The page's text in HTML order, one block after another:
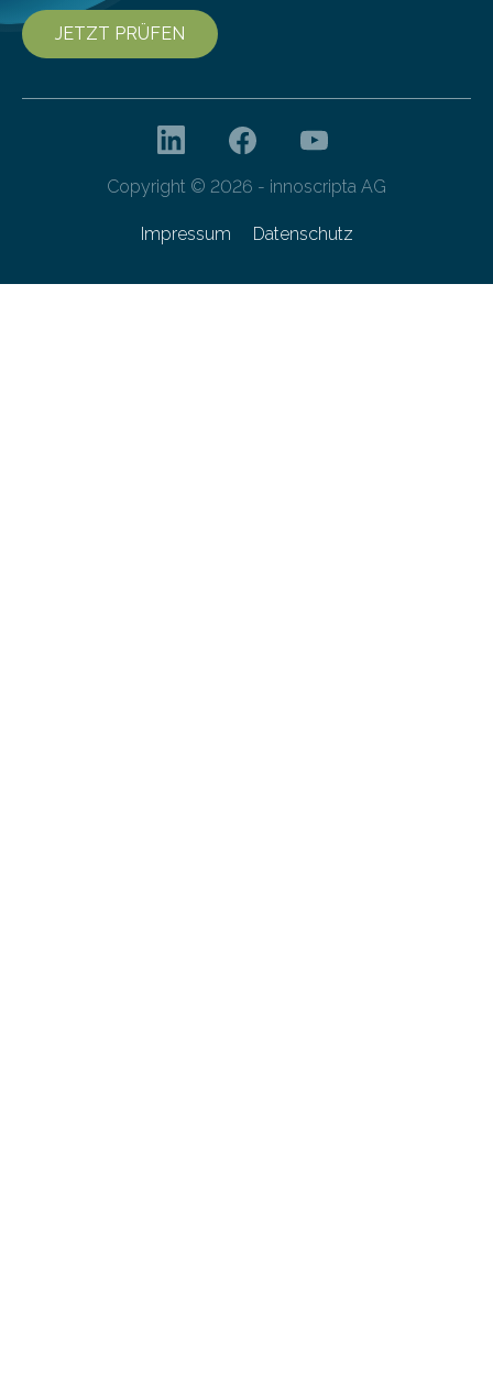
JETZT PRÜFEN
Copyright © 2026 - innoscripta AG
Impressum Datenschutz